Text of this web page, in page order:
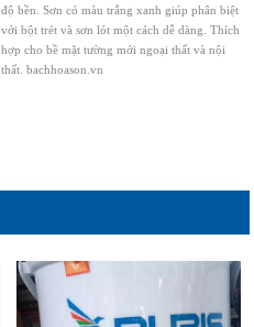
độ bền. Sơn có màu trắng xanh giúp phân biệt
với bột trét và sơn lót một cách dễ dàng. Thích
hợp cho bề mặt tường mới ngoại thất và nội
thất. bachhoason.vn